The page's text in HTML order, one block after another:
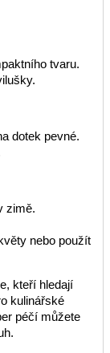
tvaru.
dotek pevné.
zimě.
nebo použít
kteří hledají
kulinářské
péčí můžete